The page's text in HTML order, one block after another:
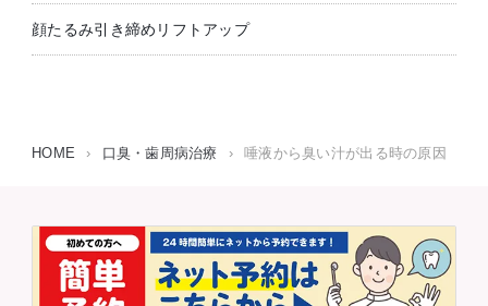
顔たるみ引き締めリフトアップ
HOME › 口臭・歯周病治療 › 唾液から臭い汁が出る時の原因